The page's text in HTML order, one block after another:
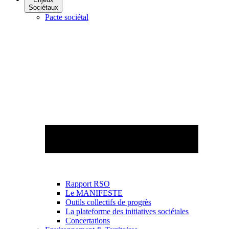
Sociétaux
Pacte sociétal
Rapport RSO
Le MANIFESTE
Outils collectifs de progrès
La plateforme des initiatives sociétales
Concertations